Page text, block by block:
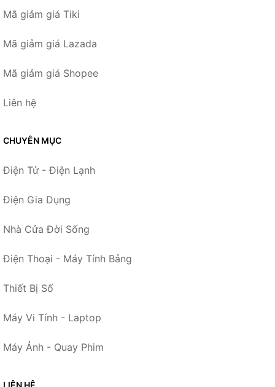
Mã giảm giá Tiki
Mã giảm giá Lazada
Mã giảm giá Shopee
Liên hệ
CHUYÊN MỤC
Điện Tử - Điện Lạnh
Điện Gia Dụng
Nhà Cửa Đời Sống
Điện Thoại - Máy Tính Bảng
Thiết Bị Số
Máy Vi Tính - Laptop
Máy Ảnh - Quay Phim
LIÊN HỆ